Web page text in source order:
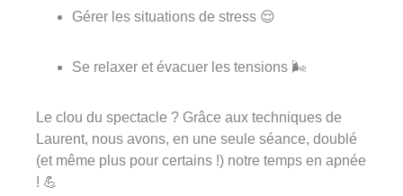
Gérer les situations de stress 😌
Se relaxer et évacuer les tensions 🌬️
Le clou du spectacle ? Grâce aux techniques de
Laurent, nous avons, en une seule séance, doublé
(et même plus pour certains !) notre temps en apnée
! 💪